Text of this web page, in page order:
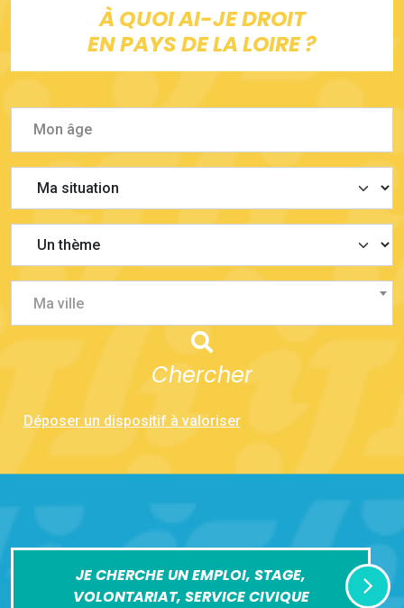
À QUOI AI-JE DROIT
EN PAYS DE LA LOIRE ?
Ma ville
Chercher
Déposer un dispositif à valoriser
JE CHERCHE UN EMPLOI, STAGE,
VOLONTARIAT, SERVICE CIVIQUE